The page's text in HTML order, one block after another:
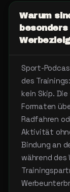
Warum
Sport-
des
kein Skip.
Formaten
Radfahren
Aktivität
Bindung an
während des